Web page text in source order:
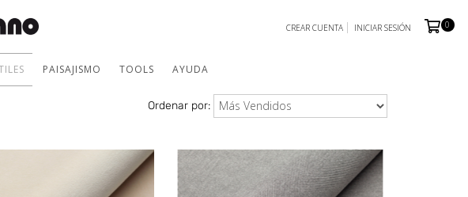
CREAR CUENTA INICIAR SESIÓN 0
PAISAJISMO TOOLS AYUDA
Ordenar por: